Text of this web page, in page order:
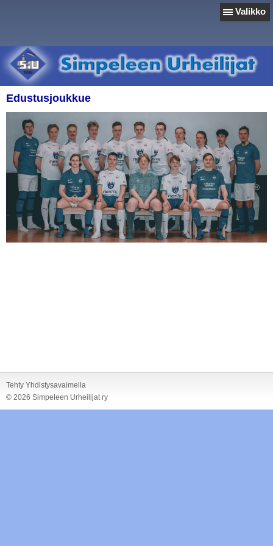
Valikko
Edustusjoukkue
Tehty Yhdistysavaimella
© 2026 Simpeleen Urheilijat ry